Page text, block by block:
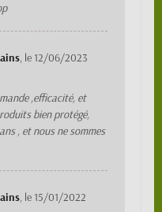
, le 12/06/2023
,efficacité, et
bien protégé,
, et nous ne sommes
, le 15/01/2022